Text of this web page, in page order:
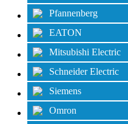
Pfannenberg
EATON
Mitsubishi Electric
Schneider Electric
Siemens
Omron